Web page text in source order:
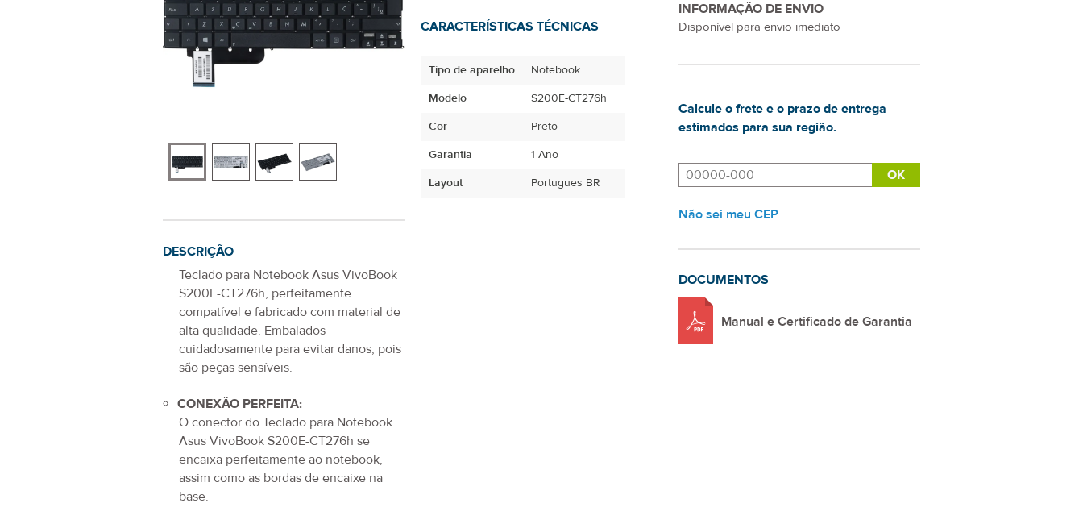
DESCRIÇÃO
Teclado para Notebook Asus VivoBook
S200E-CT276h, perfeitamente
compatível e fabricado com material de
alta qualidade. Embalados
cuidadosamente para evitar danos, pois
são peças sensíveis.
CONEXÃO PERFEITA:
O conector do Teclado para Notebook
Asus VivoBook S200E-CT276h se
encaixa perfeitamente ao notebook,
assim como as bordas de encaixe na
base.
CARACTERÍSTICAS TÉCNICAS
Tipo de aparelho
Notebook
Modelo
S200E-CT276h
Cor
Preto
Garantia
1 Ano
Layout
Portugues BR
INFORMAÇÃO DE ENVIO
Disponível para envio imediato
Calcule o frete e o prazo de entrega
estimados para sua região.
Não sei meu CEP
DOCUMENTOS
Manual e Certificado de Garantia